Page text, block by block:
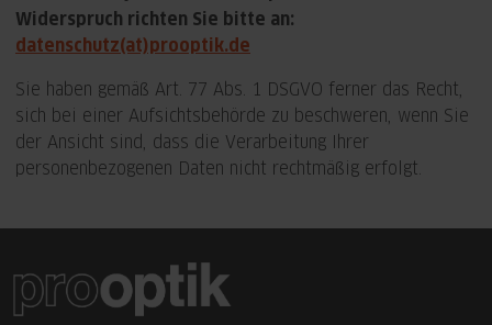
Widerspruch richten Sie bitte an:
datenschutz(at)prooptik.de
Sie haben gemäß Art. 77 Abs. 1 DSGVO ferner das Recht,
sich bei einer Aufsichtsbehörde zu beschweren, wenn Sie
der Ansicht sind, dass die Verarbeitung Ihrer
personenbezogenen Daten nicht rechtmäßig erfolgt.